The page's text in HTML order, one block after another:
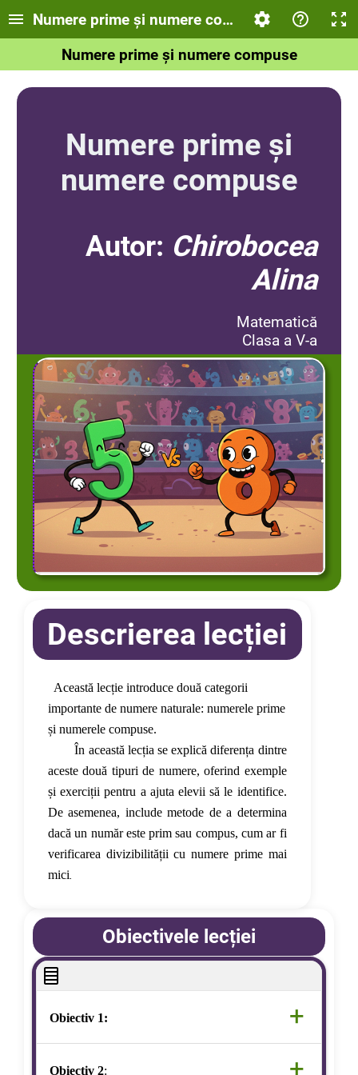
Numere prime și numere compuse
Numere prime și numere compuse
Numere prime și
numere compuse
Autor: Chirobocea
Alina
Matematică
Clasa a V-a
Descrierea lecției
Această lecție introduce două categorii
importante de numere naturale: numerele prime
și numerele compuse.
În această lecția se explică diferența dintre
aceste două tipuri de numere, oferind exemple
și exerciții pentru a ajuta elevii să le identifice.
De asemenea, include metode de a determina
dacă un număr este prim sau compus, cum ar fi
verificarea divizibilității cu numere prime mai
mici
Obiectivele lecției
Obiectiv 1: +
Obiectiv 2: